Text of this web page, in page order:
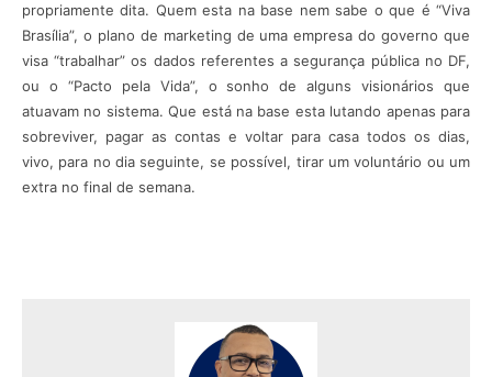
propriamente dita. Quem esta na base nem sabe o que é “Viva
Brasília”, o plano de marketing de uma empresa do governo que
visa “trabalhar” os dados referentes a segurança pública no DF,
ou o “Pacto pela Vida”, o sonho de alguns visionários que
atuavam no sistema. Que está na base esta lutando apenas para
sobreviver, pagar as contas e voltar para casa todos os dias,
vivo, para no dia seguinte, se possível, tirar um voluntário ou um
extra no final de semana.